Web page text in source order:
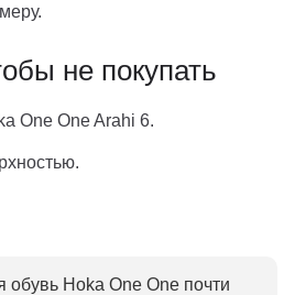
не покупать
One One Arahi 6.
обувь Hoka One One почти